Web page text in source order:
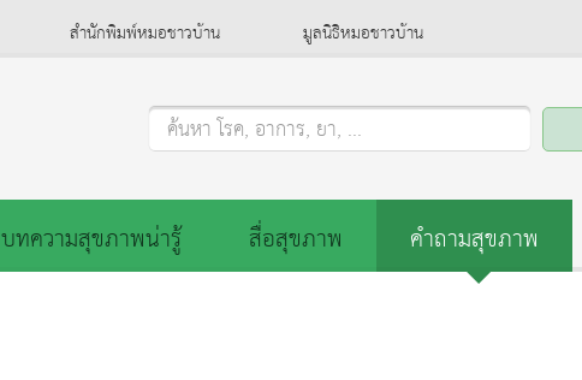
สำนักพิมพ์หมอชาวบ้าน มูลนิธิหมอชาวบ้าน
ค้นหา โรค, อาการ, ยา, ...
บทความสุขภาพน่ารู้ สื่อสุขภาพ
คำถามสุขภาพ